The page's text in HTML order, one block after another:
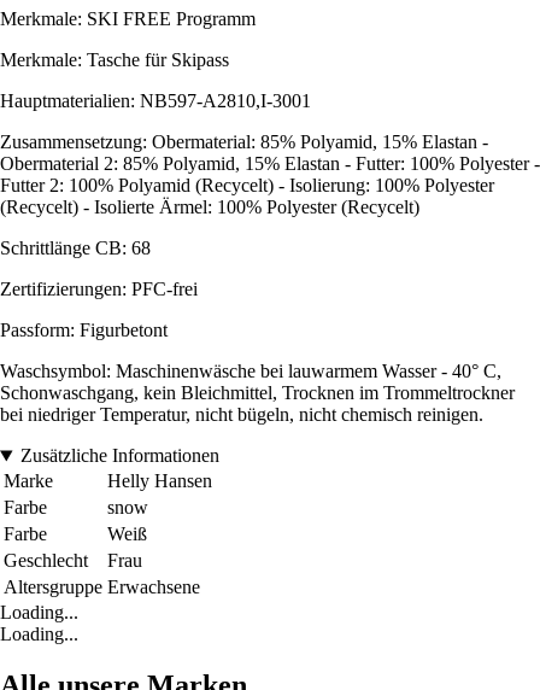
Merkmale: SKI FREE Programm
Merkmale: Tasche für Skipass
Hauptmaterialien: NB597-A2810,I-3001
Zusammensetzung: Obermaterial: 85% Polyamid, 15% Elastan -
Obermaterial 2: 85% Polyamid, 15% Elastan - Futter: 100% Polyester -
Futter 2: 100% Polyamid (Recycelt) - Isolierung: 100% Polyester
(Recycelt) - Isolierte Ärmel: 100% Polyester (Recycelt)
Schrittlänge CB: 68
Zertifizierungen: PFC-frei
Passform: Figurbetont
Waschsymbol: Maschinenwäsche bei lauwarmem Wasser - 40° C,
Schonwaschgang, kein Bleichmittel, Trocknen im Trommeltrockner
bei niedriger Temperatur, nicht bügeln, nicht chemisch reinigen.
Zusätzliche Informationen
Marke
Helly Hansen
Farbe
snow
Farbe
Weiß
Geschlecht
Frau
Altersgruppe Erwachsene
Loading...
Loading...